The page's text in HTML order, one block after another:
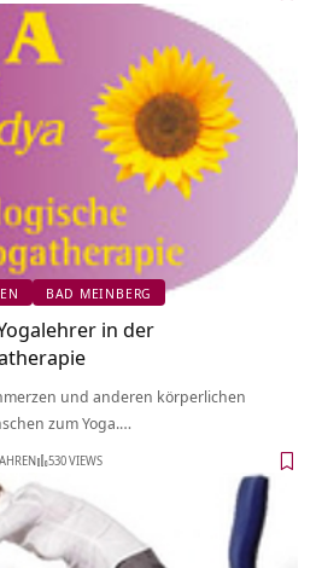
BAD MEINBERG
in der
und anderen körperlichen
zum Yoga.…
530 VIEWS